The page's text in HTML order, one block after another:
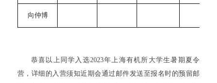
向仲博
恭喜以上同学入选2023年上海有机所大学生暑期夏令
营，详细的入营须知近期会通过邮件发送至报名时的预留邮